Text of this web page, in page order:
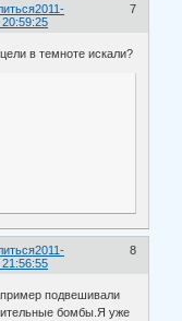
7
2011-
20:59:25
в темноте искали?
8
2011-
21:56:55
подвешивали
бомбы.Я уже